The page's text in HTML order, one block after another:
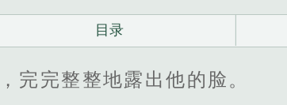
目录
完完整整地露出他的脸。